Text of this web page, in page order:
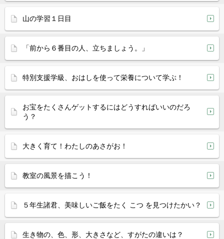
山の学習１日目
「前から６番目の人、立ちましょう。」
特別支援学級、おはしを使って栄養について学ぶ！
お宝をたくさんゲットするにはどうすればいいのだろ
う？
大きく育て！わたしのあさがお！
教室の風景を描こう！
５年生諸君、美味しいご飯をたく こつ を見つけたかい？
生き物の、色、形、大きさなど、すがたの違いは？